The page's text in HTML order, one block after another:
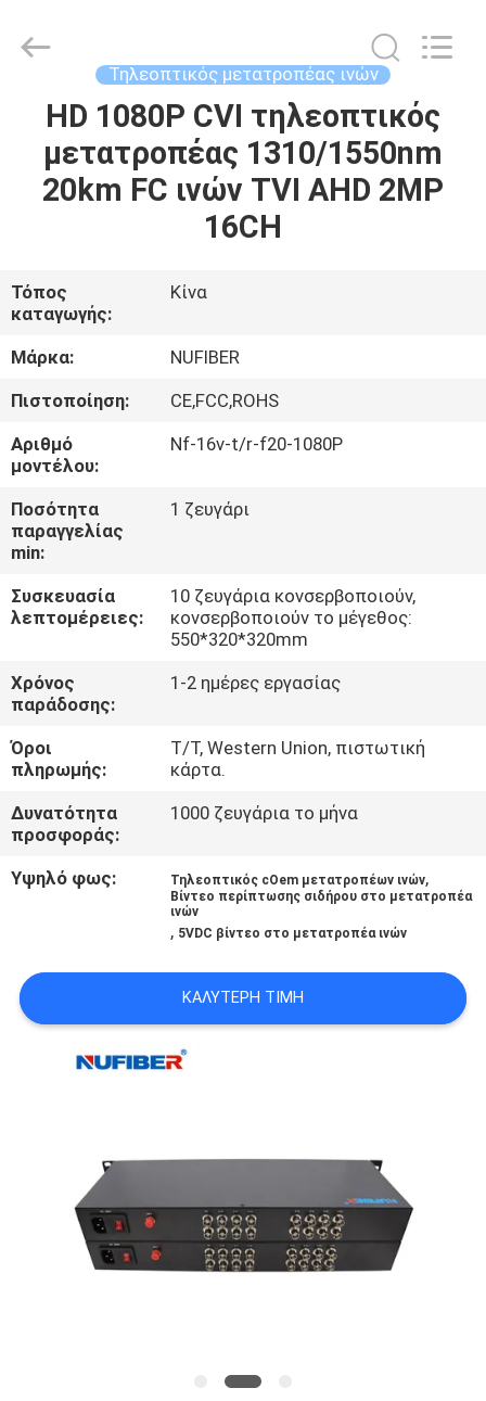
ΣΠΊΤΙ
ΠΡΟΪΌΝΤΑ
ΕΜΕΊΣ
ΓΎΡΟΣ
ΕΡΓΟΣΤΑΣΊΩΝ
ΠΟΙΟΤΙΚΌΣ
ΈΛΕΓΧΟΣ
ΕΛΆΤΕ
ΕΠΑΦΉ
ΜΕ
ΕΙΔΉΣΕΙΣ
ΈΝΑ
ΑΠΌΣΠΑΣΜΑ
SITEMAP
ΠΟΛΙΤΙΚΉ
Co.,Ltd.
Τηλεοπτικός μετατροπέας ινών
HD 1080P CVI τηλεοπτικός
μετατροπέας 1310/1550nm
20km FC ινών TVI AHD 2MP
16CH
Τόπος
καταγωγής:
Κίνα
Μάρκα:
NUFIBER
Πιστοποίηση:
CE,FCC,ROHS
Αριθμό
μοντέλου:
Nf-16v-t/r-f20-1080P
Ποσότητα
παραγγελίας
min:
1 ζευγάρι
Συσκευασία
λεπτομέρειες:
10 ζευγάρια κονσερβοποιούν,
κονσερβοποιούν το μέγεθος:
550*320*320mm
Χρόνος
παράδοσης:
1-2 ημέρες εργασίας
Όροι
πληρωμής:
T/T, Western Union, πιστωτική
κάρτα.
Δυνατότητα
προσφοράς:
1000 ζευγάρια το μήνα
Υψηλό φως: Τηλεοπτικός cOem μετατροπέων ινών,
Βίντεο περίπτωσης σιδήρου στο μετατροπέα
ινών
, 5VDC βίντεο στο μετατροπέα ινών
ΚΑΛΎΤΕΡΗ ΤΙΜΉ